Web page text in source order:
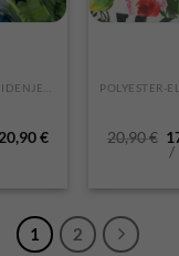
€
20,90€
/
1 2